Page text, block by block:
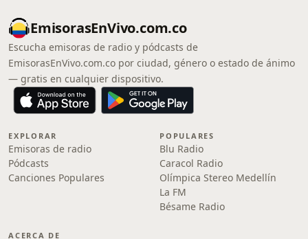
EmisorasEnVivo.com.co
Escucha emisoras de radio y pódcasts de
EmisorasEnVivo.com.co por ciudad, género o estado de ánimo
— gratis en cualquier dispositivo.
EXPLORAR
Emisoras de radio
Pódcasts
Canciones Populares
POPULARES
Blu Radio
Caracol Radio
Olímpica Stereo Medellín
La FM
Bésame Radio
ACERCA DE